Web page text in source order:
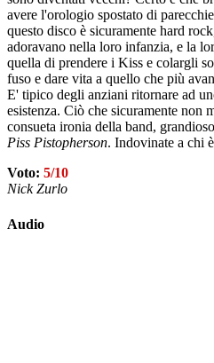
avere l'orologio spostato di
questo disco è sicuramente hard
adoravano nella loro infanzia, e la
quella di prendere i Kiss e colargli
fuso e dare vita a quello che più
E' tipico degli anziani ritornare ad
esistenza. Ciò che sicuramente non
consueta ironia della band,
Piss Pistopherson. Indovinate a chi
Voto: 5/10
Nick Zurlo
Audio